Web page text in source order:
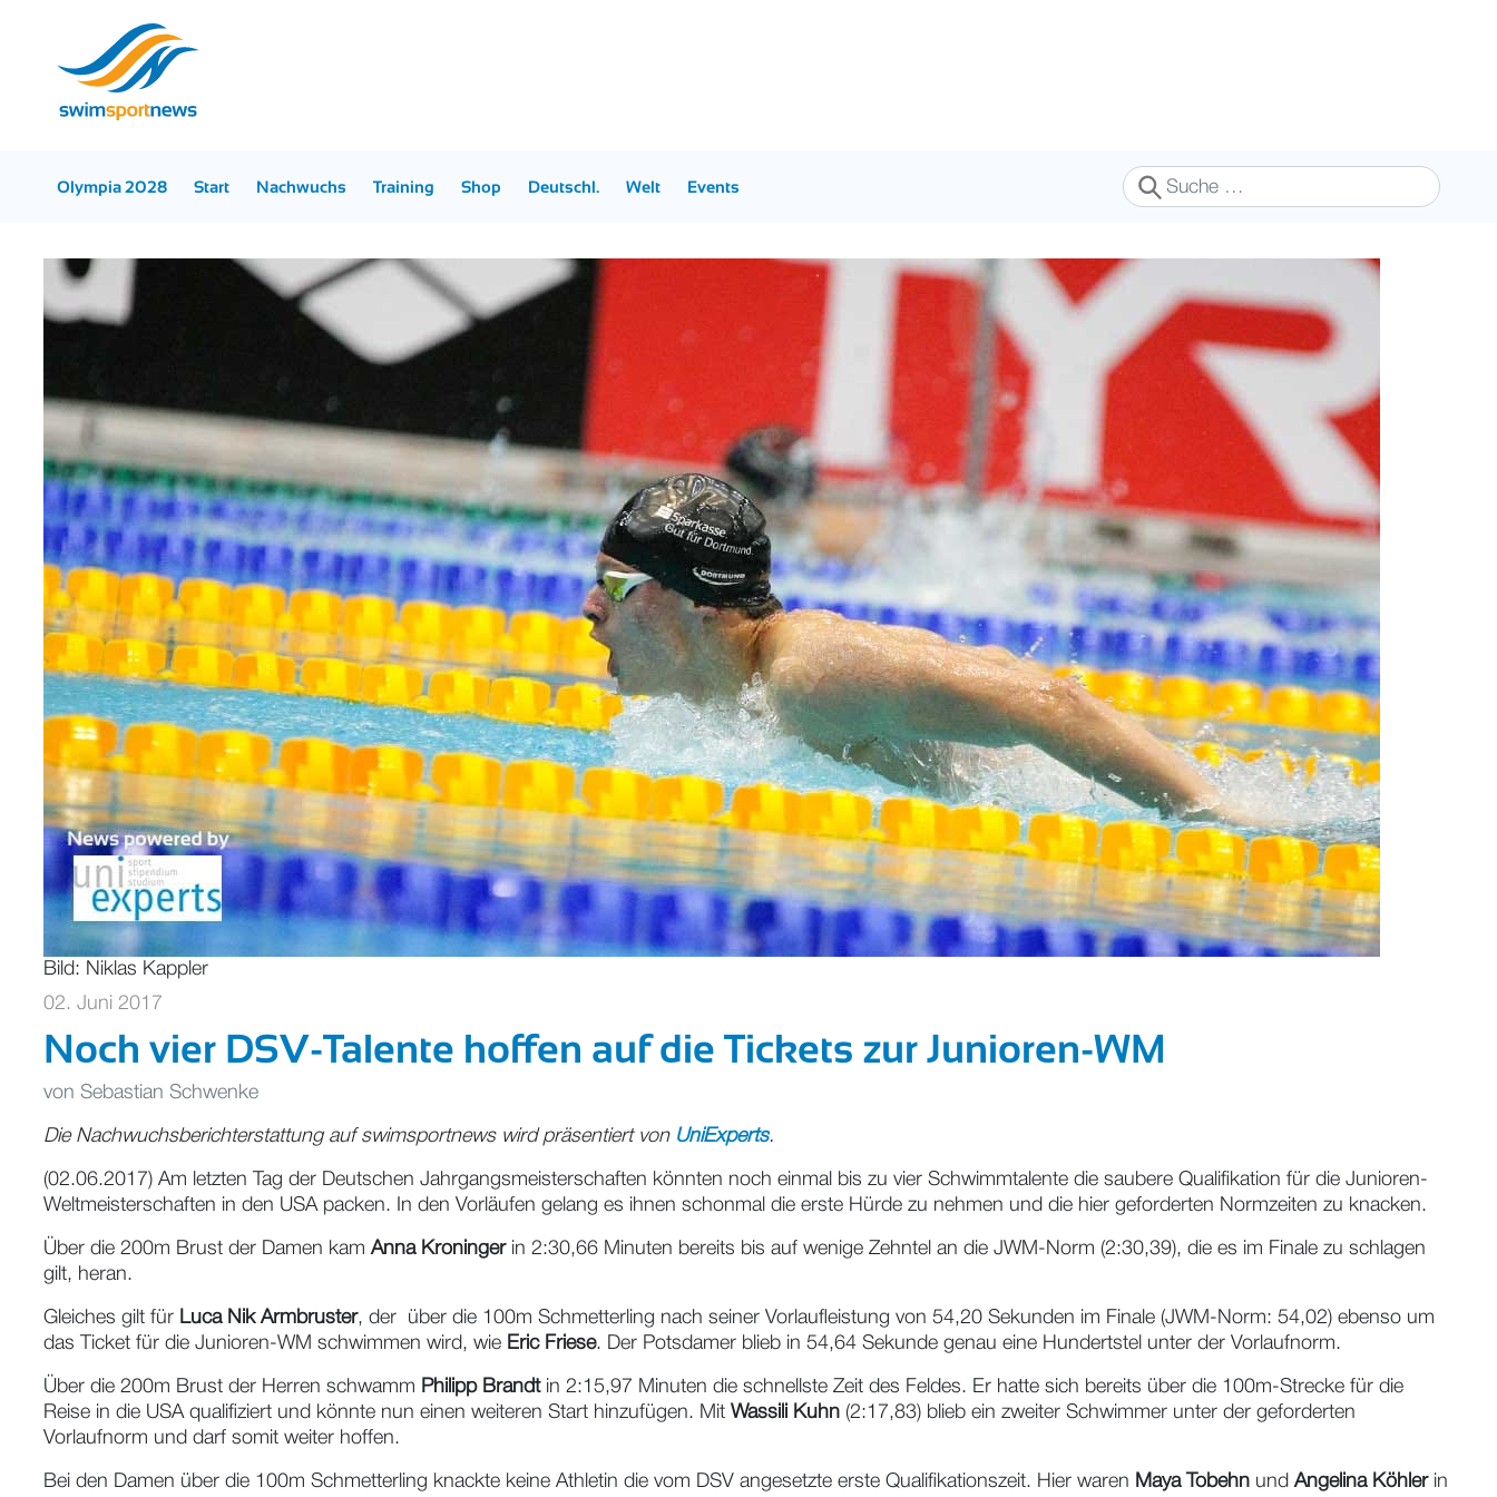
Olympia 2028 Start Nachwuchs Training Shop Deutschl. Welt Events
Suchen
Bild: Niklas Kappler
02. Juni 2017
Noch vier DSV-Talente hoffen auf die Tickets zur Junioren-WM
von Sebastian Schwenke
Die Nachwuchsberichterstattung auf swimsportnews wird präsentiert von UniExperts.
(02.06.2017) Am letzten Tag der Deutschen Jahrgangsmeisterschaften könnten noch einmal bis zu vier Schwimmtalente die saubere Qualifikation für die Junioren-
Weltmeisterschaften in den USA packen. In den Vorläufen gelang es ihnen schonmal die erste Hürde zu nehmen und die hier geforderten Normzeiten zu knacken.
Über die 200m Brust der Damen kam Anna Kroningerin 2:30,66 Minuten bereits bis auf wenige Zehntel an die JWM-Norm (2:30,39), die es im Finale zu schlagen
gilt, heran.
Gleiches gilt für Luca Nik Armbruster, der über die 100m Schmetterling nach seiner Vorlaufleistung von 54,20 Sekunden im Finale (JWM-Norm: 54,02) ebenso um
das Ticket für die Junioren-WM schwimmen wird, wie Eric Friese. Der Potsdamer blieb in 54,64 Sekunde genau eine Hundertstel unter der Vorlaufnorm.
Über die 200m Brust der Herren schwamm Philipp Brandtin 2:15,97 Minuten die schnellste Zeit des Feldes. Er hatte sich bereits über die 100m-Strecke für die
Reise in die USA qualifiziert und könnte nun einen weiteren Start hinzufügen. Mit Wassili Kuhn (2:17,83) blieb ein zweiter Schwimmer unter der geforderten
Vorlaufnorm und darf somit weiter hoffen.
Bei den Damen über die 100m Schmetterling knackte keine Athletin die vom DSV angesetzte erste Qualifikationszeit. Hier waren Maya Tobehn und Angelina Köhlerin